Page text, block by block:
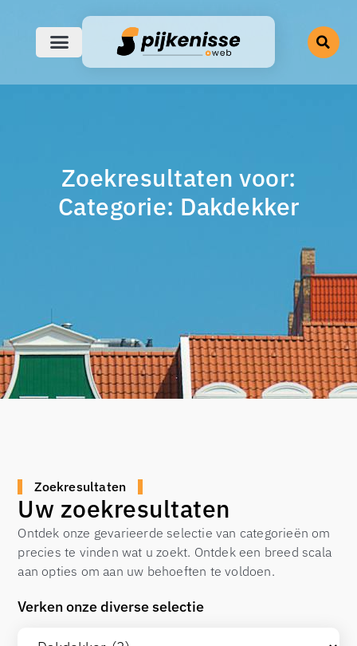
Zoekresultaten voor:
Categorie: Dakdekker
Zoekresultaten
Uw zoekresultaten
Ontdek onze gevarieerde selectie van categorieën om
precies te vinden wat u zoekt. Ontdek een breed scala
aan opties om aan uw behoeften te voldoen.
Verken onze diverse selectie